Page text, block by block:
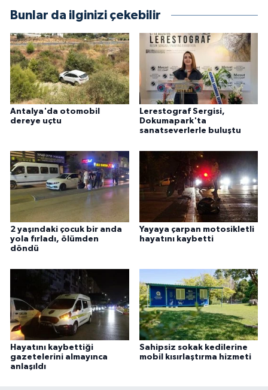
Bunlar da ilginizi çekebilir
Antalya'da otomobil
dereye uçtu
Lerestograf Sergisi,
Dokumapark'ta
sanatseverlerle buluştu
2 yaşındaki çocuk bir anda
yola fırladı, ölümden
döndü
Yayaya çarpan motosikletli
hayatını kaybetti
Hayatını kaybettiği
gazetelerini almayınca
anlaşıldı
Sahipsiz sokak kedilerine
mobil kısırlaştırma hizmeti